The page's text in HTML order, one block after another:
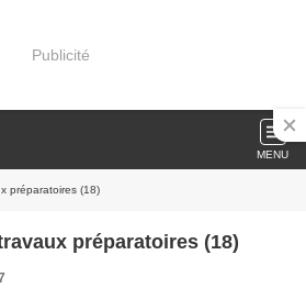
Publicité
MENU
préparatoires (18)
préparatoires (18)